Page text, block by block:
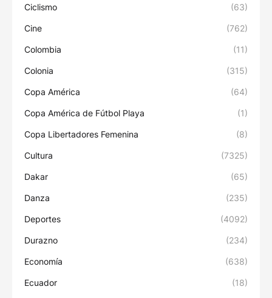
Ciclismo (63)
Cine (762)
Colombia (11)
Colonia (315)
Copa América (64)
Copa América de Fútbol Playa (1)
Copa Libertadores Femenina (8)
Cultura (7325)
Dakar (65)
Danza (235)
Deportes (4092)
Durazno (234)
Economía (638)
Ecuador (18)